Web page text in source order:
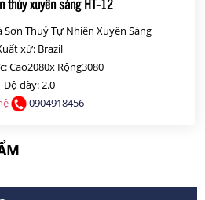
Sơn Thuỷ Tự Nhiên Xuyên Sáng
xứ: Brazil
Cao2080x Rộng3080
Độ dày: 2.0
0904918456